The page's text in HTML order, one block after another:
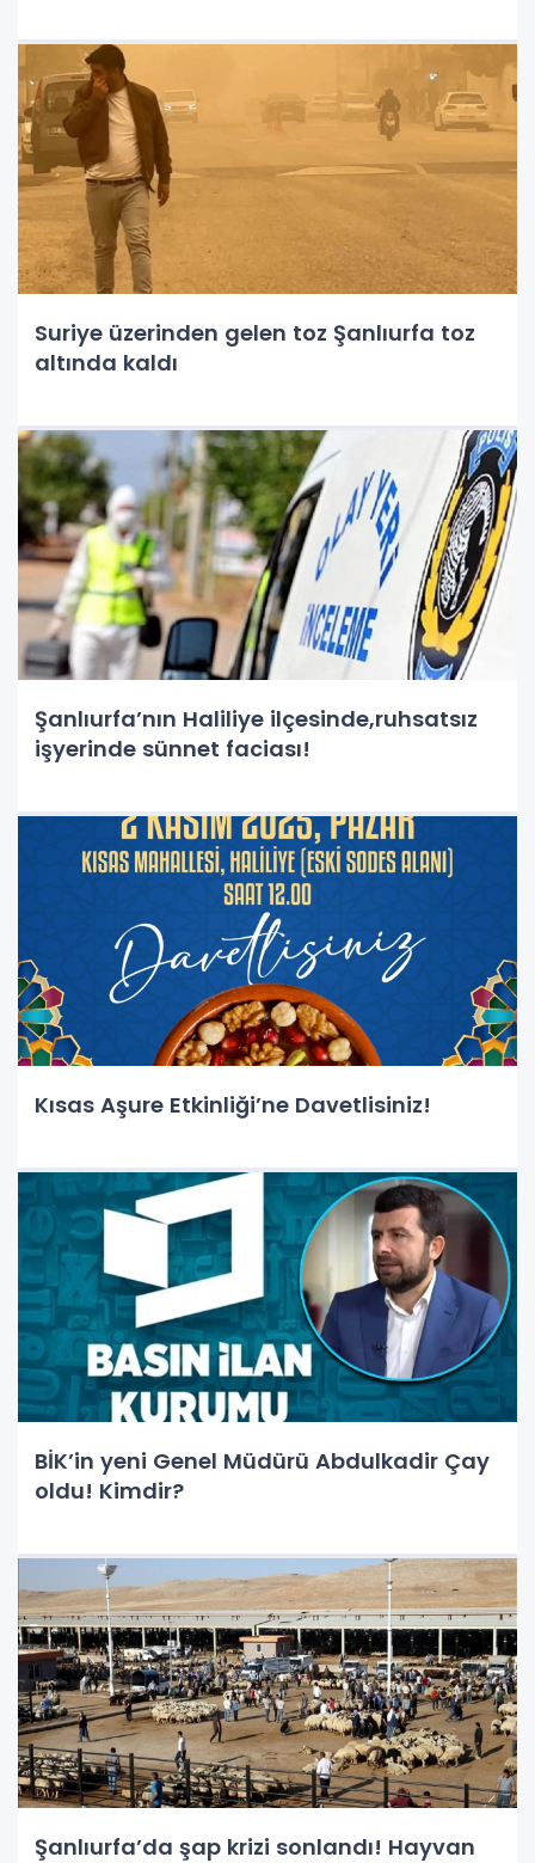
Suriye üzerinden gelen toz Şanlıurfa toz
altında kaldı
Şanlıurfa’nın Haliliye ilçesinde,ruhsatsız
işyerinde sünnet faciası!
Kısas Aşure Etkinliği’ne Davetlisiniz!
BİK’in yeni Genel Müdürü Abdulkadir Çay
oldu! Kimdir?
Şanlıurfa’da şap krizi sonlandı! Hayvan